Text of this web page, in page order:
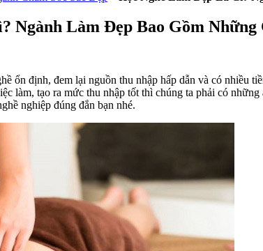
Ngành Làm Đẹp Bao Gồm Những
ổn định, đem lại nguồn thu nhập hấp dẫn và có nhiều
làm, tạo ra mức thu nhập tốt thì chúng ta phải có
nghiệp đúng đắn bạn nhé.